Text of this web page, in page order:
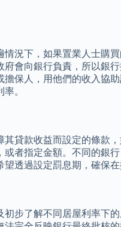
況下，如果置業人士購
會向銀行負責，所以銀
保人，用他們的收入協
。
貸款收益而設定的條
者指定金額。不同的銀
透過設定罰息期，確保
步了解不同居屋利率下